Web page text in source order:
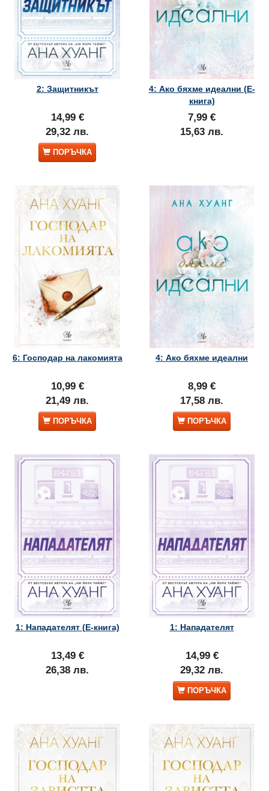
2: Защитникът
14,99 €
29,32 лв.
ПОРЪЧКА
4: Ако бяхме идеални (Е-
книга)
7,99 €
15,63 лв.
6: Господар на лакомията
10,99 €
21,49 лв.
ПОРЪЧКА
4: Ако бяхме идеални
8,99 €
17,58 лв.
ПОРЪЧКА
1: Нападателят (Е-книга)
13,49 €
26,38 лв.
1: Нападателят
14,99 €
29,32 лв.
ПОРЪЧКА